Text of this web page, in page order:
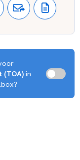
(TOA) in